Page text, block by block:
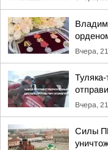
Вчера,
Вчера,
Силы